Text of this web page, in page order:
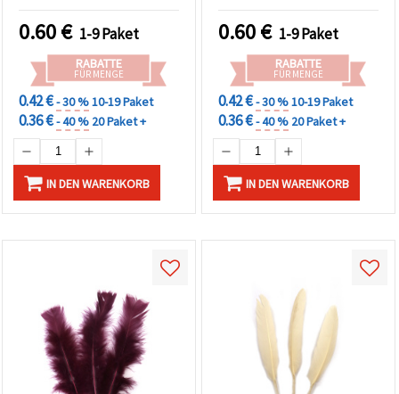
& kreative DIY-Projekte
0.60€ 1-9 Paket
RABATTE
FÜR MENGE
0.42 €- 30 %10-19 Paket
0.36 €- 40 % 20 Paket +
IN DEN WARENKORB
Dekorationen
0.60€ 1-9 Paket
RABATTE
FÜR MENGE
0.42 €- 30 %10-19 Paket
0.36 €- 40 % 20 Paket +
IN DEN WARENKORB